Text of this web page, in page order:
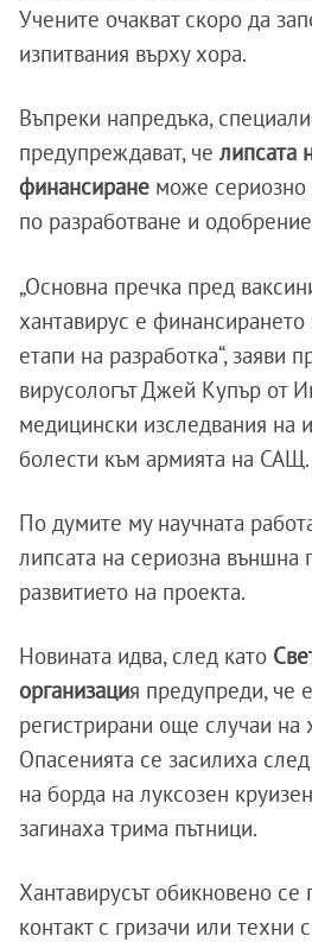
Учените очакват скоро да
изпитвания върху хора.
Въпреки напредъка,
предупреждават, че липсата
финансиране може сериозно
по разработване и
„Основна пречка пред
хантавирус е
етапи на разработка“, заяви
вирусологът Джей Купър от
медицински изследвания на
болести към армията на САЩ.
По думите му научната
липсата на сериозна външна
развитието на проекта.
Новината идва, след като
организация предупреди, че
регистрирани още случаи на
Опасенията се засилиха
на борда на луксозен
загинаха трима пътници.
Хантавирусът обикновено се
контакт с гризачи или техни